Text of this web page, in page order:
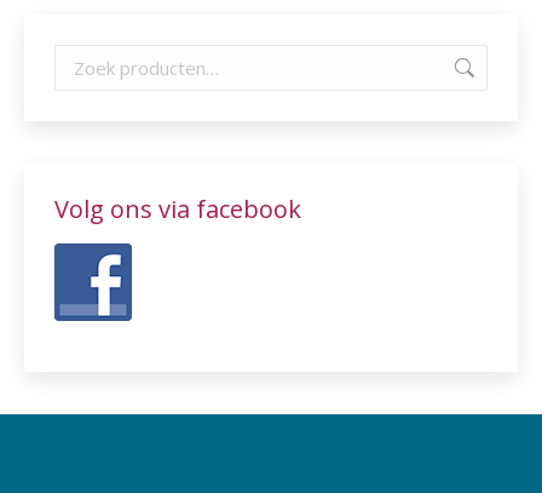
Volg ons via facebook